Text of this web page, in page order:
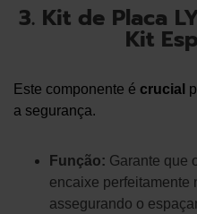
3. Kit de Placa
Kit
Este componente é crucial
a segurança.
Função: Garante que
encaixe perfeitamente
assegurando o